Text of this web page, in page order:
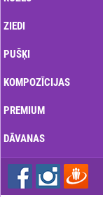
Kā
pasūtījumu?
ZIEDI
PUŠĶI
KOMPOZĪCIJAS
PREMIUM
DĀVANAS